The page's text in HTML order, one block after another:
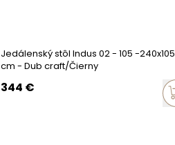
Jedálenský stôl Indus 02 - 105 -240x105
cm - Dub craft/Čierny
344 €